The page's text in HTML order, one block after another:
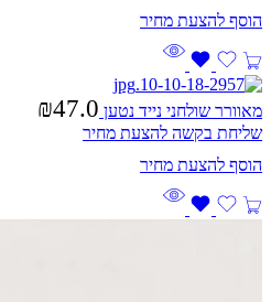
מאוורר שולחני נייד נטען ₪47.0
שליחת בקשה להצעת מחיר